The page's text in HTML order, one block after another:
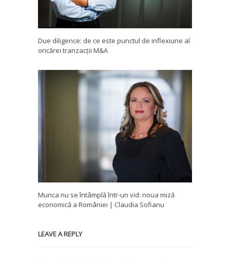
Due diligence: de ce este punctul de inflexiune al
oricărei tranzacții M&A
Munca nu se întâmplă într-un vid: noua miză
economică a României | Claudia Sofianu
LEAVE A REPLY